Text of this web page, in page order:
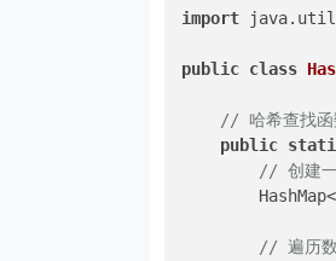
import
public class
// 哈希查找函
public
// 创建一
// 遍历数